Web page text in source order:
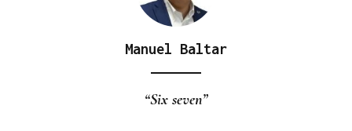
Manuel Baltar
“Six seven”